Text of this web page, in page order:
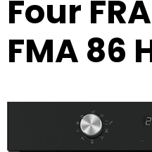
Four
FMA 86